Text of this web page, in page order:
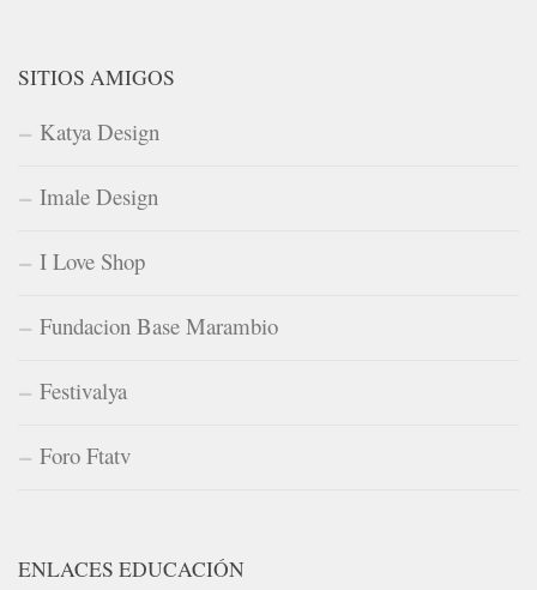
SITIOS AMIGOS
Katya Design
Imale Design
I Love Shop
Fundacion Base Marambio
Festivalya
Foro Ftatv
ENLACES EDUCACIÓN